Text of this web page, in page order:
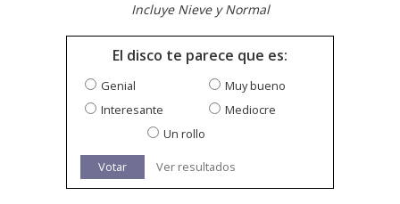
Incluye Nieve y Normal
El disco te parece que es:
Genial
Muy bueno
Interesante
Mediocre
Un rollo
Votar Ver resultados